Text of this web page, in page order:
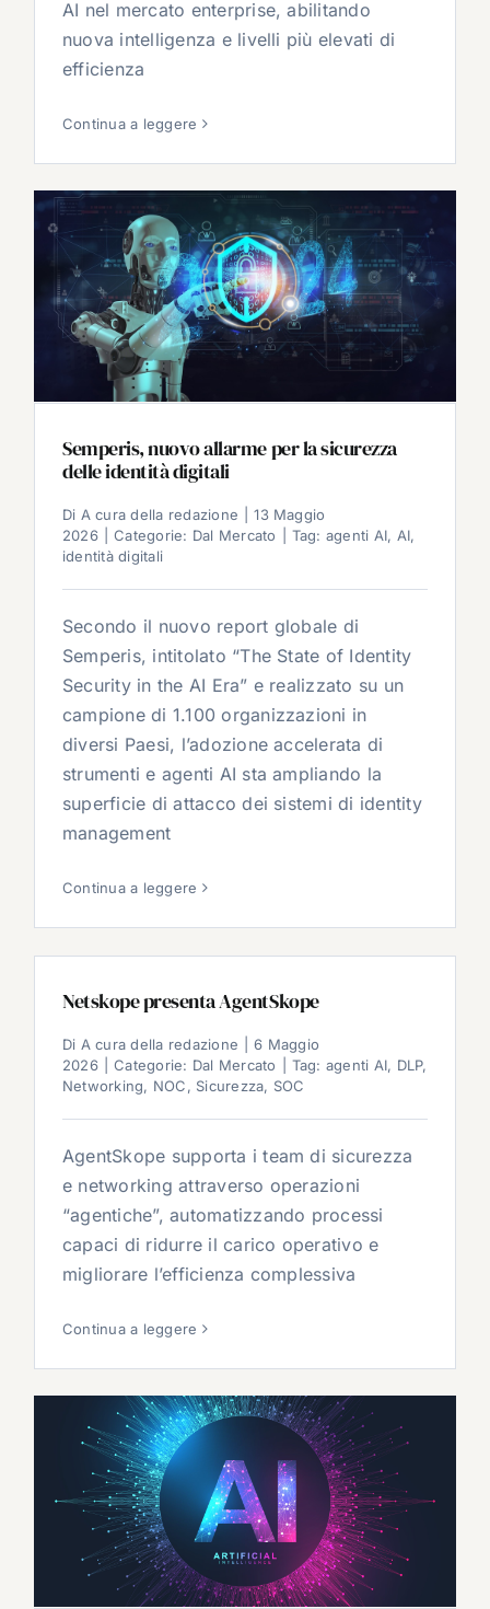
AI nel mercato enterprise, abilitando
nuova intelligenza e livelli più elevati di
efficienza
Continua a leggere
Semperis, nuovo allarme per la sicurezza
delle identità digitali
Di A cura della redazione
13 Maggio
2026
Categorie: Dal Mercato Tag: agenti AI, AI,
identità digitali
Secondo il nuovo report globale di
Semperis, intitolato “The State of Identity
Security in the AI Era” e realizzato su un
campione di 1.100 organizzazioni in
diversi Paesi, l’adozione accelerata di
strumenti e agenti AI sta ampliando la
superficie di attacco dei sistemi di identity
management
Continua a leggere
Netskope presenta AgentSkope
Di A cura della redazione
6 Maggio
2026
Categorie: Dal Mercato Tag: agenti AI, DLP,
Networking, NOC, Sicurezza, SOC
AgentSkope supporta i team di sicurezza
e networking attraverso operazioni
“agentiche”, automatizzando processi
capaci di ridurre il carico operativo e
migliorare l’efficienza complessiva
Continua a leggere